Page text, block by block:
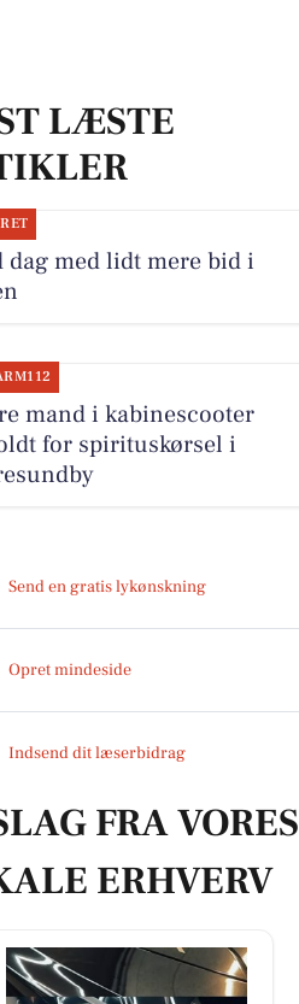
LÆSTE
dag med lidt mere bid i
mand i kabinescooter
for spirituskørsel i
Send en gratis lykønskning
Opret mindeside
Indsend dit læserbidrag
FRA VORES
ERHVERV